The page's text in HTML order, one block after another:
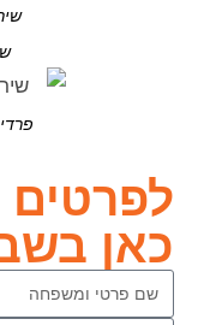
לפרטים
כאן